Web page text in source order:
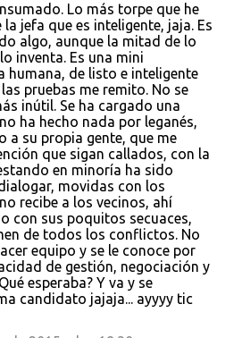
Lo más torpe que he
la jefa que es inteligente, jaja. Es
algo, aunque la mitad de lo
inventa. Es una mini
humana, de listo e inteligente
pruebas me remito. No se
inútil. Se ha cargado una
ha hecho nada por leganés,
a su propia gente, que me
que sigan callados, con la
en minoría ha sido
movidas con los
recibe a los vecinos, ahí
con sus poquitos secuaces,
de todos los conflictos. No
equipo y se le conoce por
de gestión, negociación y
esperaba? Y va y se
candidato jajaja... ayyyy tic